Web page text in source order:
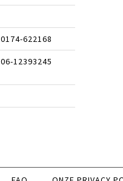
0174-622168
06-12393245